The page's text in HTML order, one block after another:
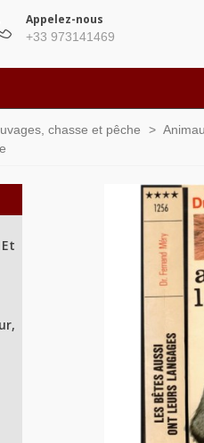
Appelez-nous
+33 973141469
chasse et pêche >